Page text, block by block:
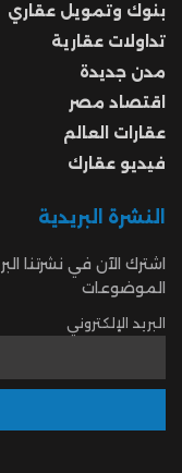
بنوك وتمويل عقاري
تداولات عقارية
مدن جديدة
اقتصاد مصر
عقارات العالم
فيديو عقارك
النشرة البريدية
اشترك الآن في نشرتنا
الموضوعات
البريد الإلكتروني